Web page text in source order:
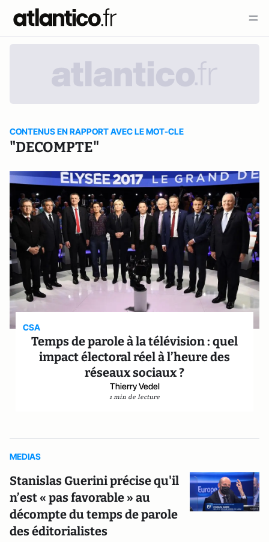
CONTENUS EN RAPPORT AVEC LE MOT-CLE
"DECOMPTE"
CSA
Temps de parole à la télévision : quel
impact électoral réel à l’heure des
réseaux sociaux ?
Thierry Vedel
1 min de lecture
MEDIAS
Stanislas Guerini précise qu'il
n’est « pas favorable » au
décompte du temps de parole
des éditorialistes